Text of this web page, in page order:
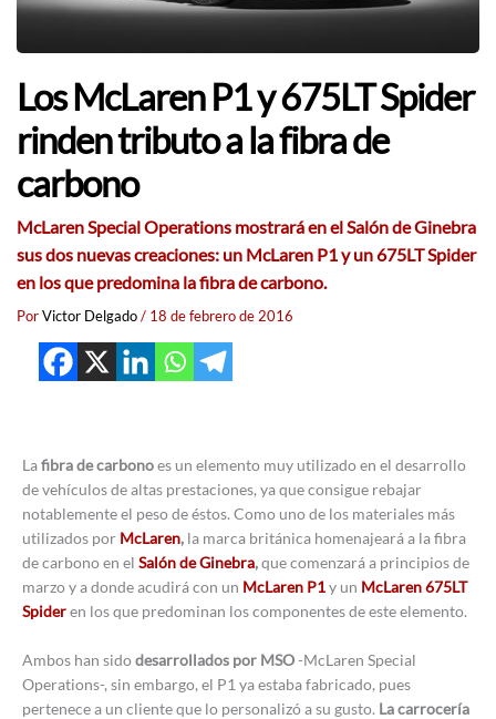
Los McLaren P1 y 675LT Spider
rinden tributo a la fibra de
carbono
McLaren Special Operations mostrará en el Salón de Ginebra
sus dos nuevas creaciones: un McLaren P1 y un 675LT Spider
en los que predomina la fibra de carbono.
PorVictor Delgado/ 18 de febrero de 2016
Lafibra de carbonoes un elemento muy utilizado en el desarrollo
de vehículos de altas prestaciones, ya que consigue rebajar
notablemente el peso de éstos. Como uno de los materiales más
utilizados por McLaren, la marca británica homenajeará a la fibra
de carbono en el Salón de Ginebra,que comenzará a principios de
marzo y a donde acudirá con un McLaren P1y un McLaren 675LT
Spideren los que predominan los componentes de este elemento.
Ambos han sidodesarrollados por MSO-McLaren Special
Operations-, sin embargo, el P1 ya estaba fabricado, pues
pertenece a un cliente que lo personalizó a su gusto. La carrocería